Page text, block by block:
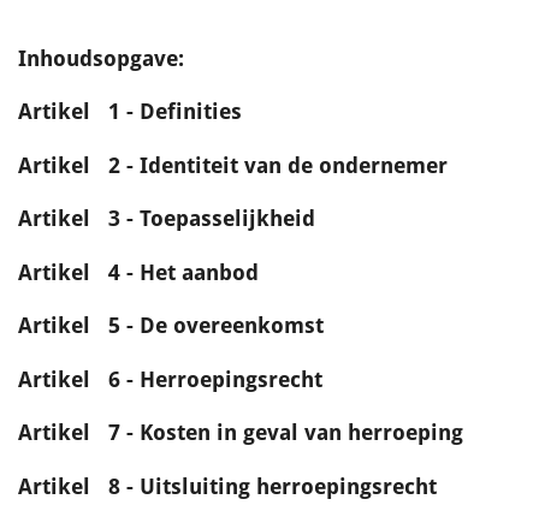
Inhoudsopgave:
Artikel 1 - Definities
Artikel 2 - Identiteit van de ondernemer
Artikel 3 - Toepasselijkheid
Artikel 4 - Het aanbod
Artikel 5 - De overeenkomst
Artikel 6 - Herroepingsrecht
Artikel 7 - Kosten in geval van herroeping
Artikel 8 - Uitsluiting herroepingsrecht